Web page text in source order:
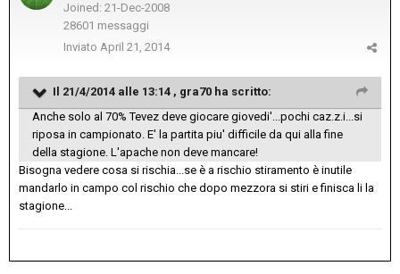
Joined: 21-Dec-2008
28601 messaggi
Inviato April 21, 2014
Il 21/4/2014 alle 13:14 , gra70 ha scritto:
Anche solo al 70% Tevez deve giocare giovedi'...pochi caz.z.i...si
riposa in campionato. E' la partita piu' difficile da qui alla fine
della stagione. L'apache non deve mancare!
Bisogna vedere cosa si rischia...se è a rischio stiramento è inutile
mandarlo in campo col rischio che dopo mezzora si stiri e finisca li la
stagione...